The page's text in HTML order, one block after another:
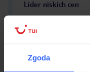
Zgoda
Lider niskich cen